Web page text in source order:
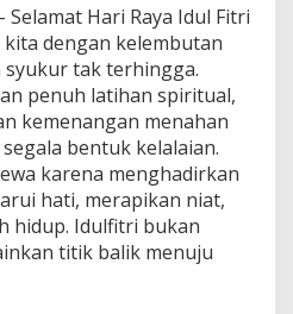
k
a
Selamat Hari Raya Idul Fitri
dengan kelembutan
tak terhingga.
penuh latihan spiritual,
kemenangan menahan
bentuk kelalaian.
karena menghadirkan
hati, merapikan niat,
hidup. Idulfitri bukan
titik balik menuju